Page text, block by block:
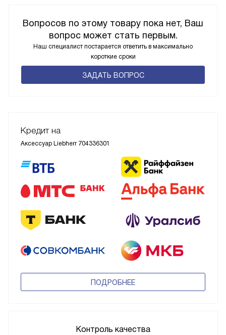
Вопросов по этому товару пока нет, Ваш
вопрос может стать первым.
Наш специалист постарается ответить в максимально
короткие сроки
ЗАДАТЬ ВОПРОС
Кредит на
Аксессуар Liebherr 704336301
ПОДРОБНЕЕ
Контроль качества